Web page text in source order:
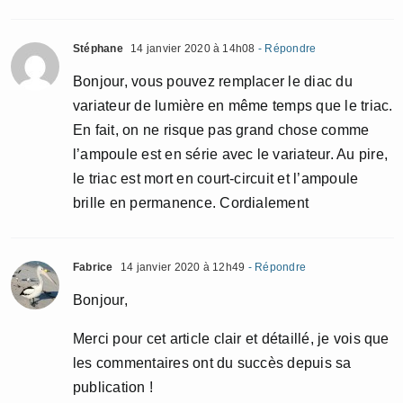
Stéphane 14 janvier 2020 à 14h08 - Répondre
Bonjour, vous pouvez remplacer le diac du
variateur de lumière en même temps que le triac.
En fait, on ne risque pas grand chose comme
l’ampoule est en série avec le variateur. Au pire,
le triac est mort en court-circuit et l’ampoule
brille en permanence. Cordialement
Fabrice 14 janvier 2020 à 12h49 - Répondre
Bonjour,
Merci pour cet article clair et détaillé, je vois que
les commentaires ont du succès depuis sa
publication !